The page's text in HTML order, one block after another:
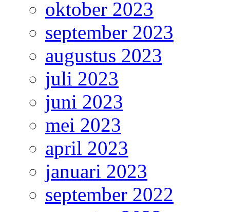
oktober 2023
september 2023
augustus 2023
juli 2023
juni 2023
mei 2023
april 2023
januari 2023
september 2022